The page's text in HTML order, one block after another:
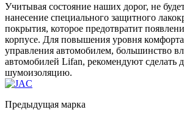
Учитывая состояние наших дорог, не
нанесение специального защитного
покрытия, которое предотвратит
корпусе. Для повышения уровня
управления автомобилем, большинство
автомобилей Lifan, рекомендуют сделать
шумоизоляцию.
Предыдущая марка